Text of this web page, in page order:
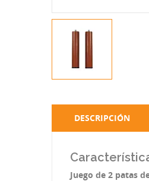
DESCRIPCIÓN
Juego de 2 patas